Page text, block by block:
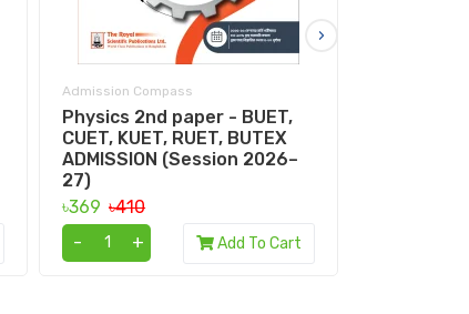
Admission Compass
Physics 2nd paper - BUET,
CUET, KUET, RUET, BUTEX
ADMISSION (Session 2026–
27)
৳369 ৳410
-
+ Add To Cart
›